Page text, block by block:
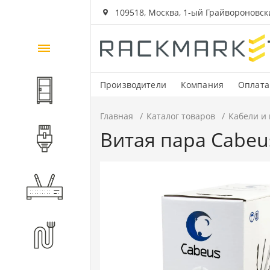
109518, Москва, 1-ый
Производители Компания Оплата
Каталог
товаров
Шкафы и стойки
Компоненты СКС
Главная Каталог товаров Кабели и
Витая пара